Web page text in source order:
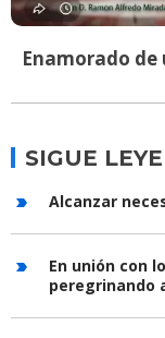
Enamorado de
SIGUE
Alcanzar
En unión con
peregrinando